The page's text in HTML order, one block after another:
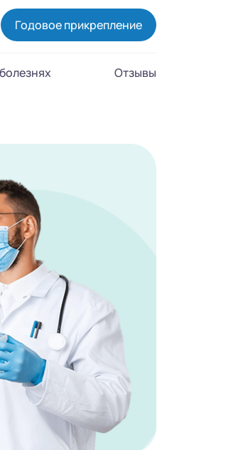
Годовое прикрепление
Отзывы